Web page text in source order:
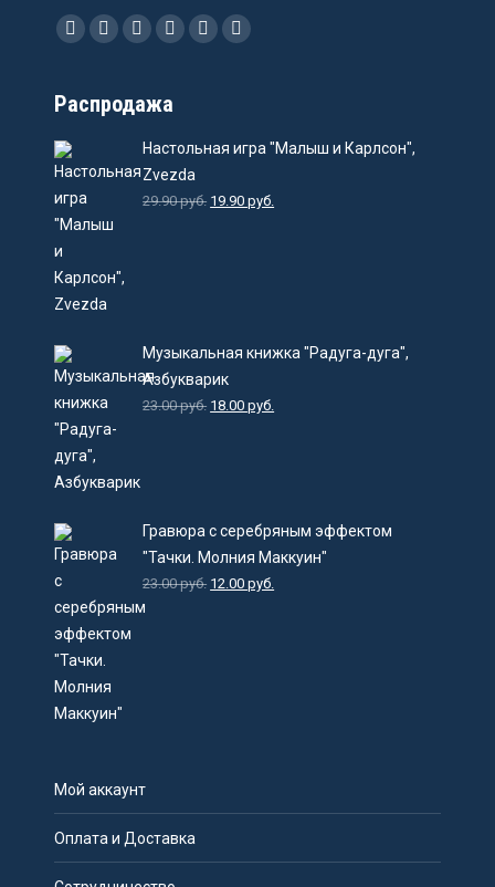
Ищите нас:
FacebookInstagram
EmailViberWhatsAppTelegram
Распродажа
Настольная игра "Малыш и Карлсон",
Zvezda
29.90руб. 19.90руб.
Музыкальная книжка "Радуга-дуга",
Азбукварик
23.00руб. 18.00руб.
Гравюра с серебряным эффектом
"Тачки. Молния Маккуин"
23.00руб. 12.00руб.
Мой аккаунт
Оплата и Доставка